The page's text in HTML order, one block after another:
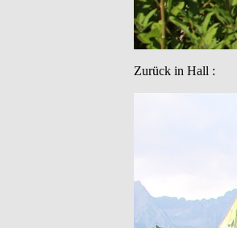
Zurück in Hall :